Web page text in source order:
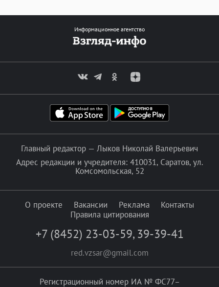
Информационное агентство
Главный редактор — Лыков Николай Валерьевич
Адрес редакции и учредителя: 410031, Саратов, ул.
Комсомольская, 52
О проекте Вакансии Реклама
Контакты
Правила цитирования
+7 (8452) 23-03-59, 39-39-41
red.vzsar@gmail.com
Регистрационный номер ИА № ФС77–